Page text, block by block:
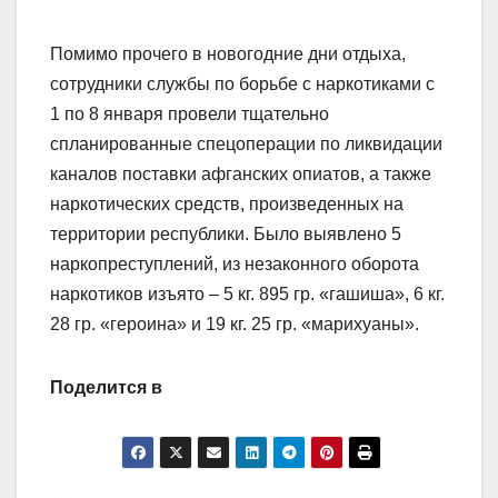
Помимо прочего в новогодние дни отдыха,
сотрудники службы по борьбе с наркотиками с
1 по 8 января провели тщательно
спланированные спецоперации по ликвидации
каналов поставки афганских опиатов, а также
наркотических средств, произведенных на
территории республики. Было выявлено 5
наркопреступлений, из незаконного оборота
наркотиков изъято – 5 кг. 895 гр. «гашиша», 6 кг.
28 гр. «героина» и 19 кг. 25 гр. «марихуаны».
Поделится в